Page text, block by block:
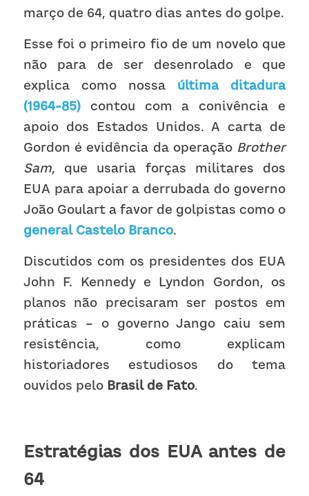
março de 64, quatro dias antes do golpe.
Esse foi o primeiro fio de um novelo que
não para de ser desenrolado e que
explica como nossa última ditadura
(1964-85) contou com a conivência e
apoio dos Estados Unidos. A carta de
Gordon é evidência da operação Brother
Sam, que usaria forças militares dos
EUA para apoiar a derrubada do governo
general Castelo Branco.
Discutidos com os presidentes dos EUA
John F. Kennedy e Lyndon Gordon, os
planos não precisaram ser postos em
práticas – o governo Jango caiu sem
resistência, como explicam
historiadores estudiosos do tema
ouvidos pelo Brasil de Fato.
Estratégias dos EUA antes de
64